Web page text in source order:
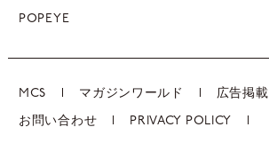
POPEYE
MCS マガジンワールド 広告掲載
お問い合わせ PRIVACY POLICY